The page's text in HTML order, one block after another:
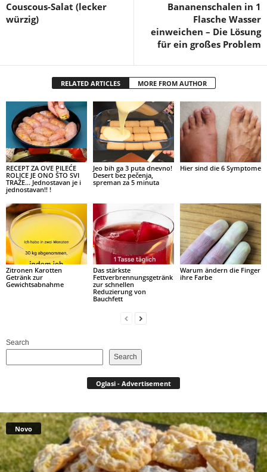
Couscous-Salat (lecker
würzig)
Bananenschalen in 1
Flasche Wasser
einweichen – Die Lösung
für ein großes Problem
RELATED ARTICLES MORE FROM AUTHOR
RECEPT ZA OVE PILEĆE
ROLICE JE ONO ŠTO SVI
TRAŽE… Jednostavan je i
jednostavan!! !
Jeo bih ga 3 puta dnevno!
Desert bez pečenja,
spreman za 5 minuta
Hier sind die 6 Symptome
Zitronen Karotten
Getränk zur
Gewichtsabnahme
Das stärkste
Fettverbrennungsgetränk
zur schnellen
Reduzierung von
Bauchfett
Warum ändern die Finger
ihre Farbe
Search
Search
Oglasi - Advertisement
Novo